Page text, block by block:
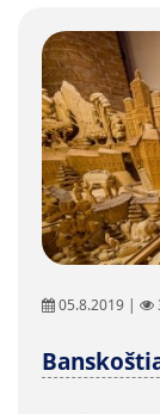
05.8.2019 |